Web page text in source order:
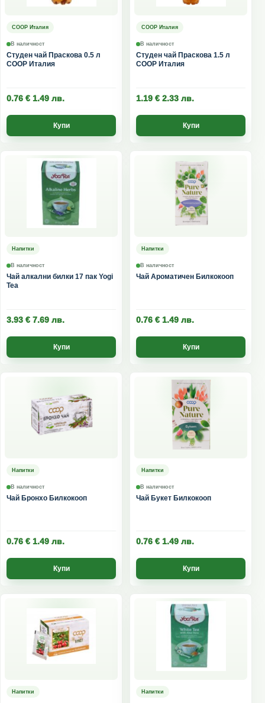
COOP Италия
В наличност
Студен чай Праскова 0.5 л
COOP Италия
0.76 € 1.49 лв.
Купи
COOP Италия
В наличност
Студен чай Праскова 1.5 л
COOP Италия
1.19 € 2.33 лв.
Купи
Напитки
В наличност
Чай алкални билки 17 пак Yogi
Tea
3.93 € 7.69 лв.
Купи
Напитки
В наличност
Чай Ароматичен Билкокооп
0.76 € 1.49 лв.
Купи
Напитки
В наличност
Чай Бронхо Билкокооп
0.76 € 1.49 лв.
Купи
Напитки
В наличност
Чай Букет Билкокооп
0.76 € 1.49 лв.
Купи
Напитки Напитки